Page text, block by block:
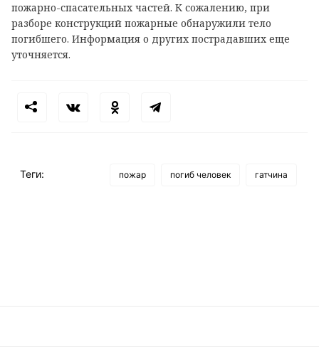
пожарно-спасательных частей. К сожалению, при
разборе конструкций пожарные обнаружили тело
погибшего. Информация о других пострадавших еще
уточняется.
Теги: пожар погиб человек гатчина